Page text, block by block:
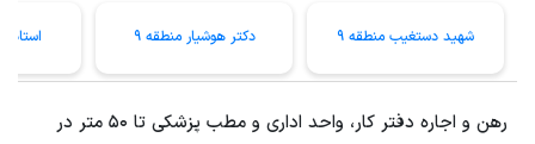
پاک کردن محدوده
شهید دستغیب منطقه 9 دکتر هوشیار منطقه 9 استاد
رهن و اجاره دفتر کار، واحد اداری و مطب پزشکی تا 50 متر در